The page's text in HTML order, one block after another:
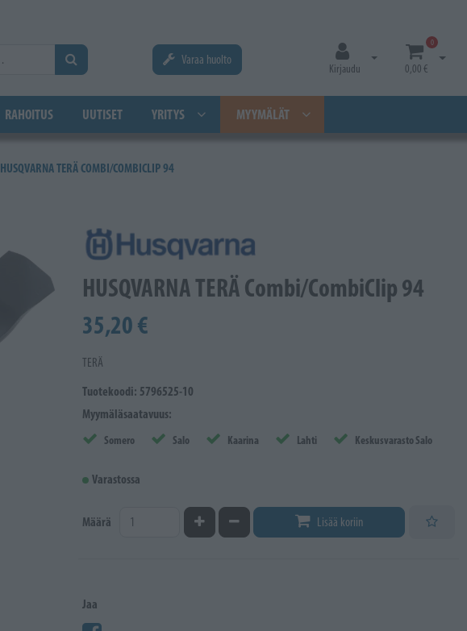
Varaa huolto
Kirjaudu
Avaa kirjautuminen
0
0,00 €
Avaa
RAHOITUS UUTISET YRITYS MYYMÄLÄT
HUSQVARNA TERÄ COMBI/COMBICLIP 94
HUSQVARNA TERÄ Combi/CombiClip 94
35,20 €
TERÄ
Tuotekoodi: 5796525-10
Myymäläsaatavuus:
Somero Salo Kaarina Lahti Keskusvarasto Salo
Varastossa
Määrä Kasvata määrääVähennä määrää Lisää koriin
Jaa